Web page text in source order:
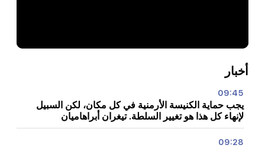
أخبار
09:45
يجب حماية الكنيسة الأرمنية في كل مكان، لكن السبيل
لإنهاء كل هذا هو تغيير السلطة. تيغران أبراهاميان
09:28